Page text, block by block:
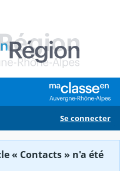
Se connecter
« Contacts » n'a été